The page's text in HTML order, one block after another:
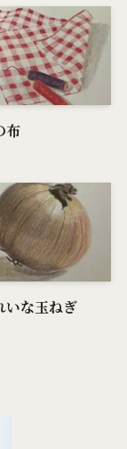
布
いな玉ねぎ